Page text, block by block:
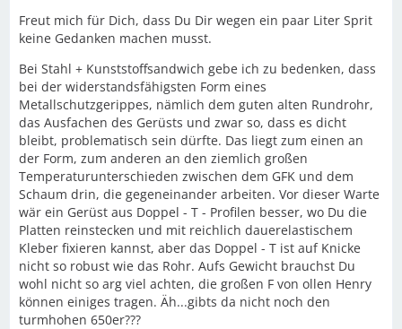
Freut mich für Dich, dass Du Dir wegen ein paar Liter Sprit
keine Gedanken machen musst.
Bei Stahl + Kunststoffsandwich gebe ich zu bedenken, dass
bei der widerstandsfähigsten Form eines
Metallschutzgerippes, nämlich dem guten alten Rundrohr,
das Ausfachen des Gerüsts und zwar so, dass es dicht
bleibt, problematisch sein dürfte. Das liegt zum einen an
der Form, zum anderen an den ziemlich großen
Temperaturunterschieden zwischen dem GFK und dem
Schaum drin, die gegeneinander arbeiten. Vor dieser Warte
wär ein Gerüst aus Doppel - T - Profilen besser, wo Du die
Platten reinstecken und mit reichlich dauerelastischem
Kleber fixieren kannst, aber das Doppel - T ist auf Knicke
nicht so robust wie das Rohr. Aufs Gewicht brauchst Du
wohl nicht so arg viel achten, die großen F von ollen Henry
können einiges tragen. Äh...gibts da nicht noch den
turmhohen 650er???